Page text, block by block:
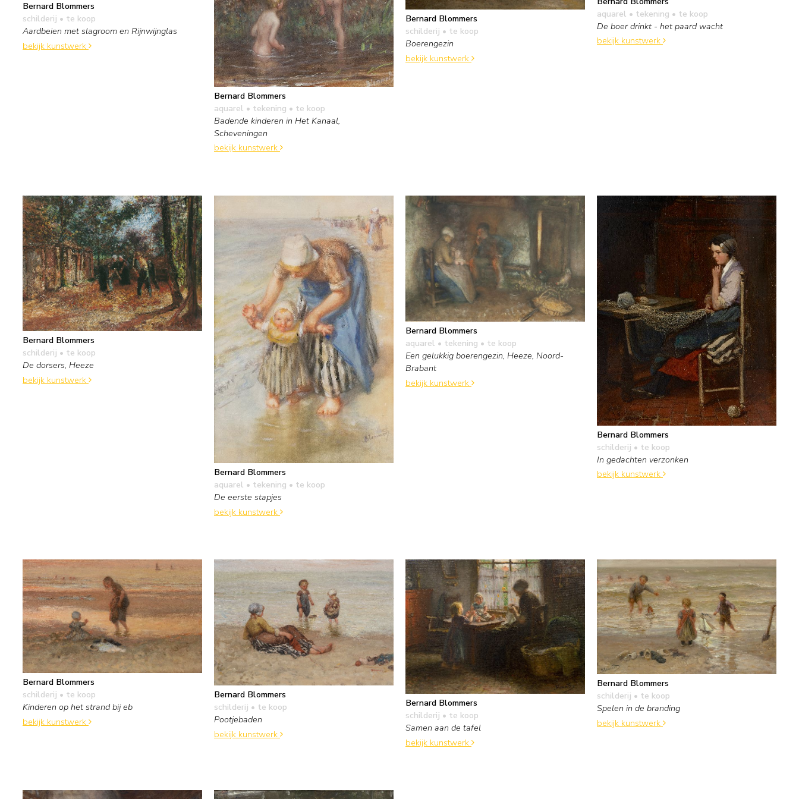
Bernard Blommers
schilderij • te koop
Aardbeien met slagroom en Rijnwijnglas
bekijk kunstwerk
Bernard Blommers
aquarel • tekening • te koop
Badende kinderen in Het Kanaal,
Scheveningen
bekijk kunstwerk
Bernard Blommers
schilderij • te koop
Boerengezin
bekijk kunstwerk
aquarel • tekening • te koop
De boer drinkt - het paard wacht
bekijk kunstwerk
Bernard Blommers
schilderij • te koop
De dorsers, Heeze
bekijk kunstwerk
Bernard Blommers
aquarel • tekening • te koop
De eerste stapjes
bekijk kunstwerk
Bernard Blommers
aquarel • tekening • te koop
Een gelukkig boerengezin, Heeze, Noord-
Brabant
bekijk kunstwerk
Bernard Blommers
schilderij • te koop
In gedachten verzonken
bekijk kunstwerk
Bernard Blommers
schilderij • te koop
Kinderen op het strand bij eb
bekijk kunstwerk
Bernard Blommers
schilderij • te koop
Pootjebaden
bekijk kunstwerk
Bernard Blommers
schilderij • te koop
Samen aan de tafel
bekijk kunstwerk
Bernard Blommers
schilderij • te koop
Spelen in de branding
bekijk kunstwerk